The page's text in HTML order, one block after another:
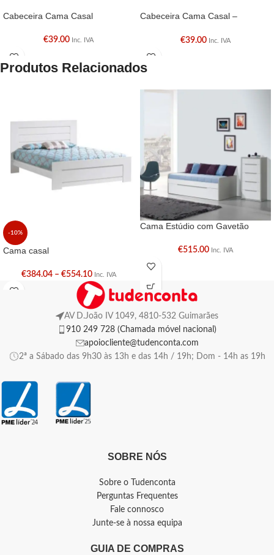
Cabeceira Cama Casal
€39.00 Inc. IVA
Cabeceira Cama Casal –
€39.00 Inc. IVA
Produtos Relacionados
-10%
Cama casal
€384.04 – €554.10 Inc. IVA
Cama Estúdio com Gavetão
€515.00 Inc. IVA
AV D.João IV 1049, 4810-532 Guimarães
910 249 728 (Chamada móvel nacional)
apoiocliente@tudenconta.com
2ª a Sábado das 9h30 às 13h e das 14h / 19h; Dom - 14h as 19h
SOBRE NÓS
Sobre o Tudenconta
Perguntas Frequentes
Fale connosco
Junte-se à nossa equipa
GUIA DE COMPRAS